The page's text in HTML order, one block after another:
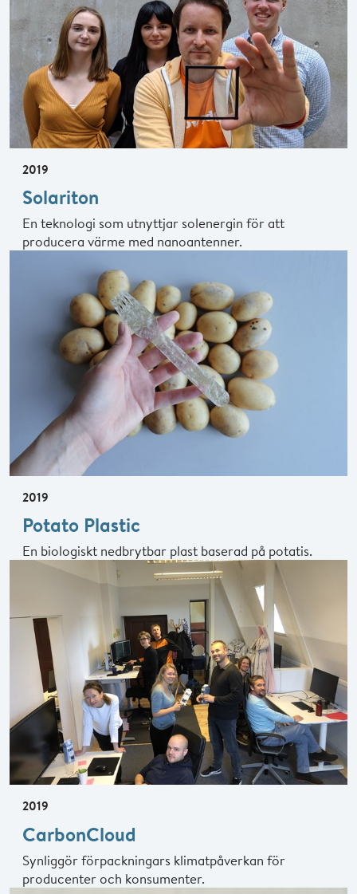
2019
Solariton
En teknologi som utnyttjar solenergin för att
producera värme med nanoantenner.
2019
Potato Plastic
En biologiskt nedbrytbar plast baserad på potatis.
2019
CarbonCloud
Synliggör förpackningars klimatpåverkan för
producenter och konsumenter.